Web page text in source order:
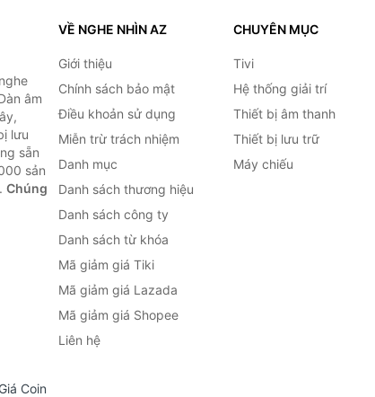
âm
lưu
sẵn
sản
Chúng
VỀ NGHE NHÌN AZ
Giới thiệu
Chính sách bảo mật
Điều khoản sử dụng
Miễn trừ trách nhiệm
Danh mục
Danh sách thương hiệu
Danh sách công ty
Danh sách từ khóa
Mã giảm giá Tiki
Mã giảm giá Lazada
Mã giảm giá Shopee
Liên hệ
CHUYÊN MỤC
Tivi
Hệ thống giải trí
Thiết bị âm thanh
Thiết bị lưu trữ
Máy chiếu
Giá Coin